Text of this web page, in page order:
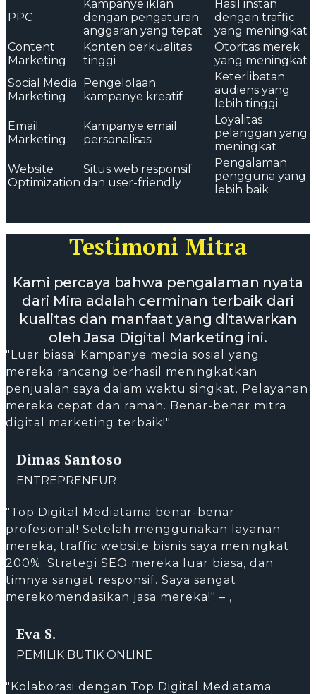
PPC
Kampanye iklan
dengan pengaturan
anggaran yang tepat
Hasil instan
dengan traffic
yang meningkat
Content
Marketing
Konten berkualitas
tinggi
Otoritas merek
yang meningkat
Social Media
Marketing
Pengelolaan
kampanye kreatif
Keterlibatan
audiens yang
lebih tinggi
Email
Marketing
Kampanye email
personalisasi
Loyalitas
pelanggan yang
meningkat
Website
Optimization
Situs web responsif
dan user-friendly
Pengalaman
pengguna yang
lebih baik
Testimoni Mitra
Kami percaya bahwa pengalaman nyata
dari Mira adalah cerminan terbaik dari
kualitas dan manfaat yang ditawarkan
oleh Jasa Digital Marketing ini.
"Luar biasa! Kampanye media sosial yang
mereka rancang berhasil meningkatkan
penjualan saya dalam waktu singkat. Pelayanan
mereka cepat dan ramah. Benar-benar mitra
digital marketing terbaik!"
Dimas Santoso
ENTREPRENEUR
"Top Digital Mediatama benar-benar
profesional! Setelah menggunakan layanan
mereka, traffic website bisnis saya meningkat
200%. Strategi SEO mereka luar biasa, dan
timnya sangat responsif. Saya sangat
merekomendasikan jasa mereka!" – ,
Eva S.
PEMILIK BUTIK ONLINE
"Kolaborasi dengan Top Digital Mediatama